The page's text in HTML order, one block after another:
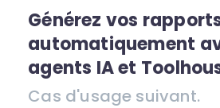
Générez vos
automatiquement
agents IA et
Cas d'usage suivant.